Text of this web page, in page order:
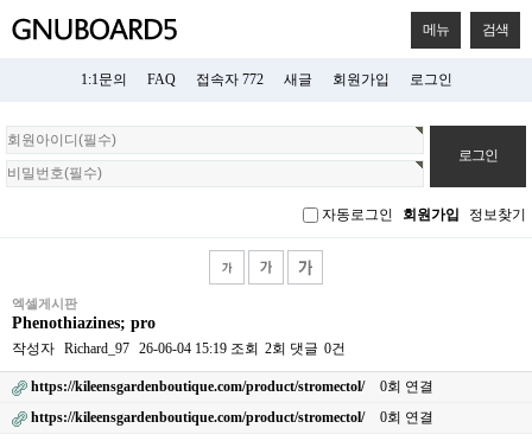
메뉴 검색
1:1문의 FAQ 접속자 772 새글 회원가입 로그인
회
원
로
자동로그인 회원가입 정보찾기
엑셀게시판
Phenothiazines; pro
작성자 Richard_97 26-06-04 15:19 조회 2회 댓글 0건
https://kileensgardenboutique.com/product/stromectol/
0회 연결
https://kileensgardenboutique.com/product/stromectol/
0회 연결